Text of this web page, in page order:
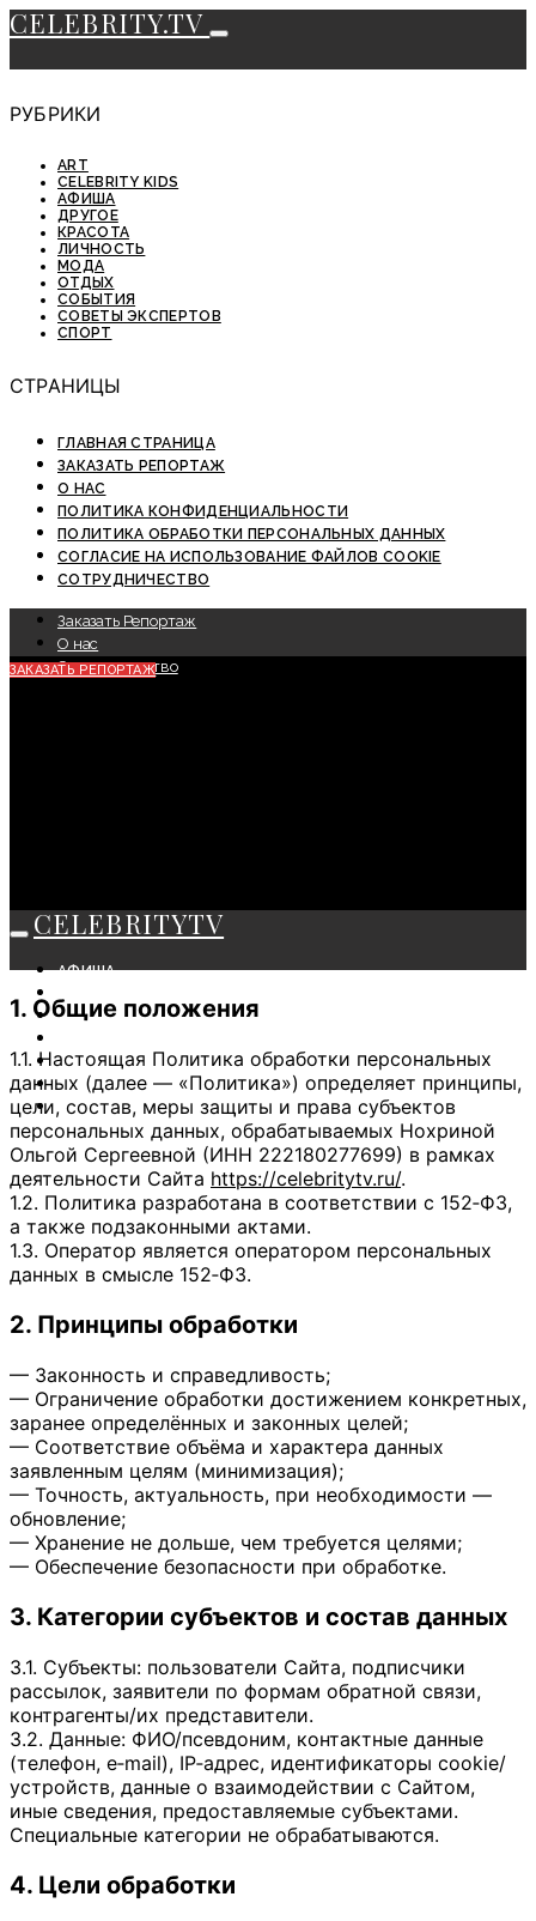
CELEBRITY.TV
РУБРИКИ
ART
CELEBRITY KIDS
АФИША
ДРУГОЕ
КРАСОТА
ЛИЧНОСТЬ
МОДА
ОТДЫХ
СОБЫТИЯ
СОВЕТЫ ЭКСПЕРТОВ
СПОРТ
СТРАНИЦЫ
ГЛАВНАЯ СТРАНИЦА
ЗАКАЗАТЬ РЕПОРТАЖ
О НАС
ПОЛИТИКА КОНФИДЕНЦИАЛЬНОСТИ
ПОЛИТИКА ОБРАБОТКИ ПЕРСОНАЛЬНЫХ ДАННЫХ
СОГЛАСИЕ НА ИСПОЛЬЗОВАНИЕ ФАЙЛОВ COOKIE
СОТРУДНИЧЕСТВО
Заказать Репортаж
О нас
Сотрудничество
ЗАКАЗАТЬ РЕПОРТАЖ
CELEBRITYTV
АФИША
КРАСОТА
ЛИЧНОСТЬ
ОТДЫХ
СОВЕТЫ ЭКСПЕРТОВ
1. Общие положения
1.1. Настоящая Политика обработки персональных
данных (далее — «Политика») определяет принципы,
цели, состав, меры защиты и права субъектов
персональных данных, обрабатываемых Нохриной
Ольгой Сергеевной (ИНН 222180277699) в рамках
деятельности Сайта https://celebritytv.ru/.
1.2. Политика разработана в соответствии с 152‑ФЗ,
а также подзаконными актами.
1.3. Оператор является оператором персональных
данных в смысле 152‑ФЗ.
2. Принципы обработки
— Законность и справедливость;
— Ограничение обработки достижением конкретных,
заранее определённых и законных целей;
— Соответствие объёма и характера данных
заявленным целям (минимизация);
— Точность, актуальность, при необходимости —
обновление;
— Хранение не дольше, чем требуется целями;
— Обеспечение безопасности при обработке.
3. Категории субъектов и состав данных
3.1. Субъекты: пользователи Сайта, подписчики
рассылок, заявители по формам обратной связи,
контрагенты/их представители.
3.2. Данные: ФИО/псевдоним, контактные данные
(телефон, e‑mail), IP‑адрес, идентификаторы cookie/
устройств, данные о взаимодействии с Сайтом,
иные сведения, предоставляемые субъектами.
Специальные категории не обрабатываются.
4. Цели обработки